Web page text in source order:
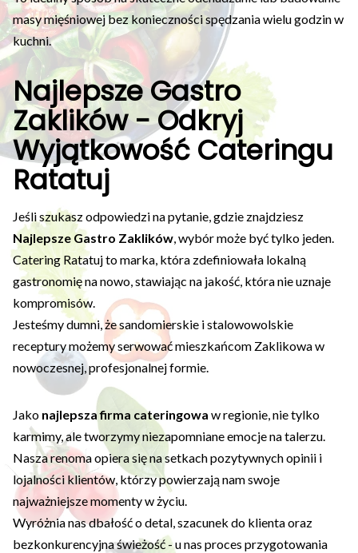
masy mięśniowej bez konieczności spędzania wielu godzin w
kuchni.
Najlepsze Gastro
Zaklików - Odkryj
Wyjątkowość Cateringu
Ratatuj
Jeśli szukasz odpowiedzi na pytanie, gdzie znajdziesz
Najlepsze Gastro Zaklików, wybór może być tylko jeden.
Catering Ratatuj to marka, która zdefiniowała lokalną
gastronomię na nowo, stawiając na jakość, która nie uznaje
kompromisów.
Jesteśmy dumni, że sandomierskie i stalowowolskie
receptury możemy serwować mieszkańcom Zaklikowa w
nowoczesnej, profesjonalnej formie.
Jako najlepsza firma cateringowa w regionie, nie tylko
karmimy, ale tworzymy niezapomniane emocje na talerzu.
Nasza renoma opiera się na setkach pozytywnych opinii i
lojalności klientów, którzy powierzają nam swoje
najważniejsze momenty w życiu.
Wyróżnia nas dbałość o detal, szacunek do klienta oraz
bezkonkurencyjna świeżość - u nas proces przygotowania